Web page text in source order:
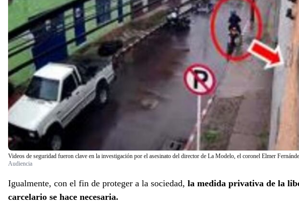
Videos de seguridad fueron clave en la investigación por el asesinato del director de La Modelo, el coronel Elmer
Audiencia
Igualmente, con el fin de proteger a la sociedad, la medida privativa de la
carcelario se hace necesaria.